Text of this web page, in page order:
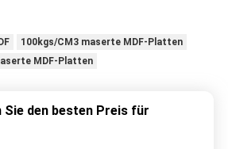
100kgs/CM3 maserte MDF-Platten
MDF-Platten
Sie den besten Preis für